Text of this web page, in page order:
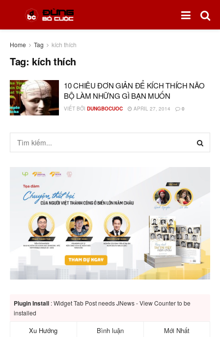
Home Tag kích thích
Tag: kích thích
10 CHIÊU ĐƠN GIẢN ĐỂ KÍCH THÍCH NÃO
BỘ LÀM NHỮNG GÌ BẠN MUỐN
VIẾT BỞI DUNGBOCUOC APRIL 27, 2014 0
Plugin Install : Widget Tab Post needs JNews - View Counter to be
installed
Xu Hướng Bình luận Mới Nhất